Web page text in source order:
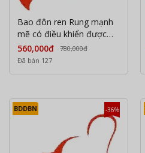
Bao đôn ren Rung mạnh
mẽ có điều khiển được
qua aap
560,000đ
780,000đ
Đã bán 127
-36%
BDDBN